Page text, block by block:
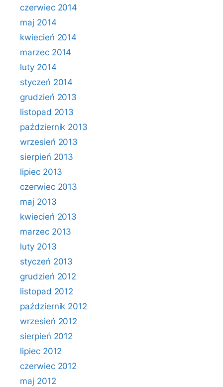
czerwiec 2014
maj 2014
kwiecień 2014
marzec 2014
luty 2014
styczeń 2014
grudzień 2013
listopad 2013
październik 2013
wrzesień 2013
sierpień 2013
lipiec 2013
czerwiec 2013
maj 2013
kwiecień 2013
marzec 2013
luty 2013
styczeń 2013
grudzień 2012
listopad 2012
październik 2012
wrzesień 2012
sierpień 2012
lipiec 2012
czerwiec 2012
maj 2012